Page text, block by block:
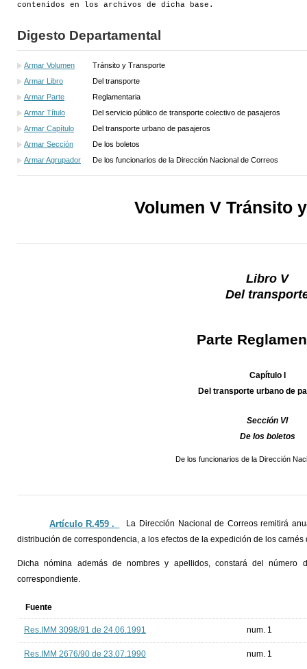
contenidos en los archivos de dicha base.
Digesto Departamental
Armar Volumen
Tránsito y Transporte
Armar Libro
Del transporte
Armar Parte
Reglamentaria
Armar Título
Del servicio público de transporte colectivo de pasajeros
Armar Capítulo
Del transporte urbano de pasajeros
Armar Sección
De los boletos
Armar Agrupador
De los funcionarios de la Dirección Nacional de Correos
Volumen V Tránsito
Libro V
Del
Parte
Capítulo I
Del transporte urbano de
Sección VI
De los boletos
De los funcionarios de la Dirección
Artículo R.459 ._
La Dirección Nacional de Correos remitirá
distribución de correspondencia, a los efectos de la expedición de los carnés
Dicha nómina además de nombres y apellidos, constará del
correspondiente.
Fuente
Res.IMM 3098/91 de 24.06.1991 num. 1
Res.IMM 2676/90 de 23.07.1990 num. 1